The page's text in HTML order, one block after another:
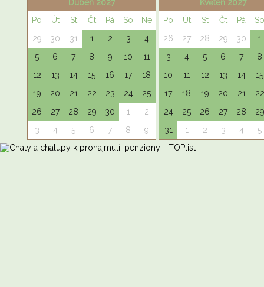
Duben 2027
Po
Út St Čt Pá So
Ne
29
30 31 1 2 3
4
5
6 7 8 9 10
11
12
13 14 15 16 17
18
19
20 21 22 23 24
25
26
27 28 29 30 1
2
3
4 5 6 7 8 9
Květen 2027
Po
Út St Čt Pá
So
26
27 28 29 30
1
3
4 5 6 7
8
10
11 12 13 14
15
17
18 19 20 21
22
24
25 26 27 28
29
31
1 2 3 4 5